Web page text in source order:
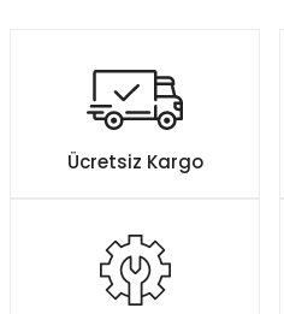
Görüş ve önerileriniz için teşekkür
Ürün resmi kalitesiz, bozuk veya
Ürün açıklamasında eksik
Ürün fiyatı diğer sitelerden daha
Bu ürüne benzer farklı alternatifler
Ücretsiz Kargo